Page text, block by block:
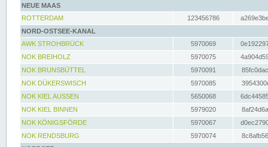
NEUE MAAS
ROTTERDAM
123456786
NORD-OSTSEE-KANAL
AWK STROHBRÜCK
5970069
NOK BREIHOLZ
5970075
NOK BRUNSBÜTTEL
5970091
NOK DÜKERSWISCH
5970085
NOK KIEL AUSSEN
5650068
NOK KIEL BINNEN
5979020
NOK KÖNIGSFÖRDE
5970067
NOK RENDSBURG
5970074